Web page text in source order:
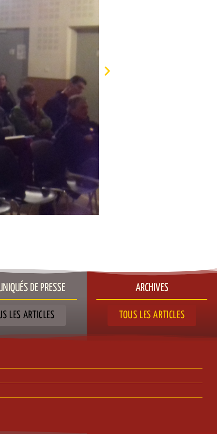
DE PRESSE​
LES ARTICLES
ARCHIVES
TOUS LES ARTICLES